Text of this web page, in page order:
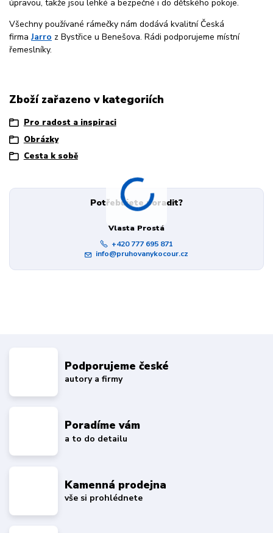
úpravou, takže jsou lehké a bezpečné i do dětského pokoje.
Všechny používané rámečky nám dodává kvalitní Česká
firmaJarro z Bystřice u Benešova. Rádi podporujeme místní
řemeslníky.
Zboží zařazeno v kategoriích
Pro radost a inspiraci
Obrázky
Cesta k sobě
Potřebujete poradit?
Vlasta Prostá
+420 777 695 871
info@pruhovanykocour.cz
Podporujeme české
autory a firmy
Poradíme vám
a to do detailu
Kamenná prodejna
vše si prohlédnete